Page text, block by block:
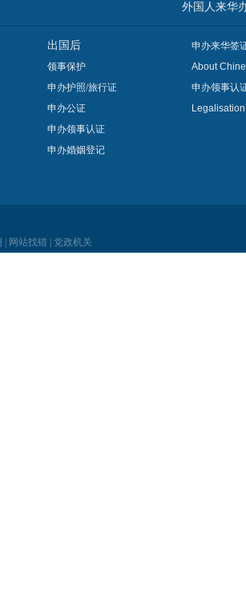
外国人来华
出国后
领事保护
申办护照/旅行证
申办公证
申办领事认证
申办婚姻登记
申办来华签
About
申办领事认
网站找错 党政机关